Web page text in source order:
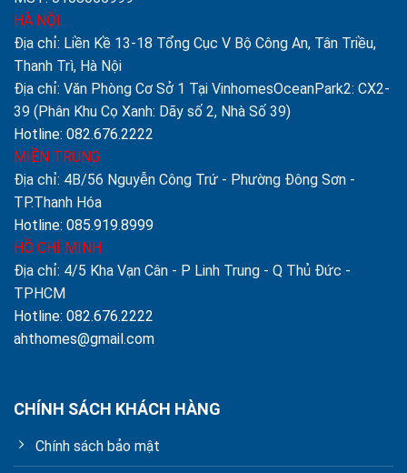
HÀ NỘI
Địa chỉ: Liền Kề 13-18 Tổng Cục V Bộ Công An, Tân Triều,
Thanh Trì, Hà Nội
Địa chỉ: Văn Phòng Cơ Sở 1 Tại VinhomesOceanPark2: CX2-
39 (Phân Khu Cọ Xanh: Dãy số 2, Nhà Số 39)
Hotline: 082.676.2222
MIỀN TRUNG
Địa chỉ: 4B/56 Nguyễn Công Trứ - Phường Đông Sơn -
TP.Thanh Hóa
Hotline: 085.919.8999
HỒ CHÍ MINH
Địa chỉ: 4/5 Kha Vạn Cân - P Linh Trung - Q Thủ Đức -
TPHCM
Hotline: 082.676.2222
ahthomes@gmail.com
CHÍNH SÁCH KHÁCH HÀNG
Chính sách bảo mật